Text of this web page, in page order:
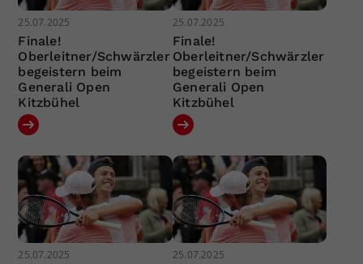
25.07.2025
Finale!
Oberleitner/Schwärzler
begeistern beim
Generali Open
Kitzbühel
25.07.2025
Finale!
Oberleitner/Schwärzler
begeistern beim
Generali Open
Kitzbühel
25.07.2025 25.07.2025